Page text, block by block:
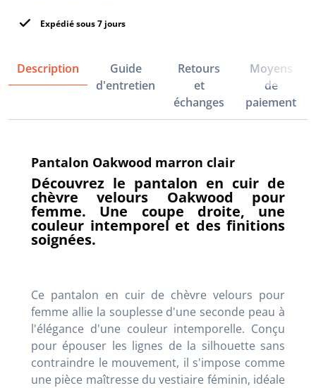
Expédié sous 7 jours
Description
Guide
d'entretien
Retours
et
échanges
Moyens
de
paiement
Pantalon Oakwood marron clair
Découvrez le pantalon en cuir de
chèvre velours Oakwood pour
femme. Une coupe droite, une
couleur intemporel et des finitions
soignées.
Ce pantalon en cuir de chèvre velours pour
femme allie la souplesse d'une seconde peau à
l'élégance d'une couleur intemporelle. Conçu
pour épouser les lignes de la silhouette sans
contraindre le mouvement, il s'impose comme
une pièce maîtresse du vestiaire féminin, idéale